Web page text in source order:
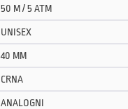
50 M / 5 ATM
UNISEX
40 MM
CRNA
ANALOGNI